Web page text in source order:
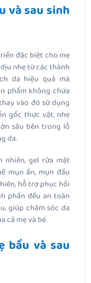
và sau sinh
đặc biệt cho mẹ
nhẹ từ các thành
da hiệu quả mà
phẩm không chứa
vào đó sử dụng
gốc thực vật, nhẹ
sâu bên trong lỗ
da.
nhiên, gel rửa mặt
mụn ẩn, mụn đầu
hỗ trợ phục hồi
phần đều an toàn
giúp chăm sóc da
cả mẹ và bé.
bầu và sau